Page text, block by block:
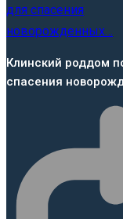
Клинский роддом
спасения